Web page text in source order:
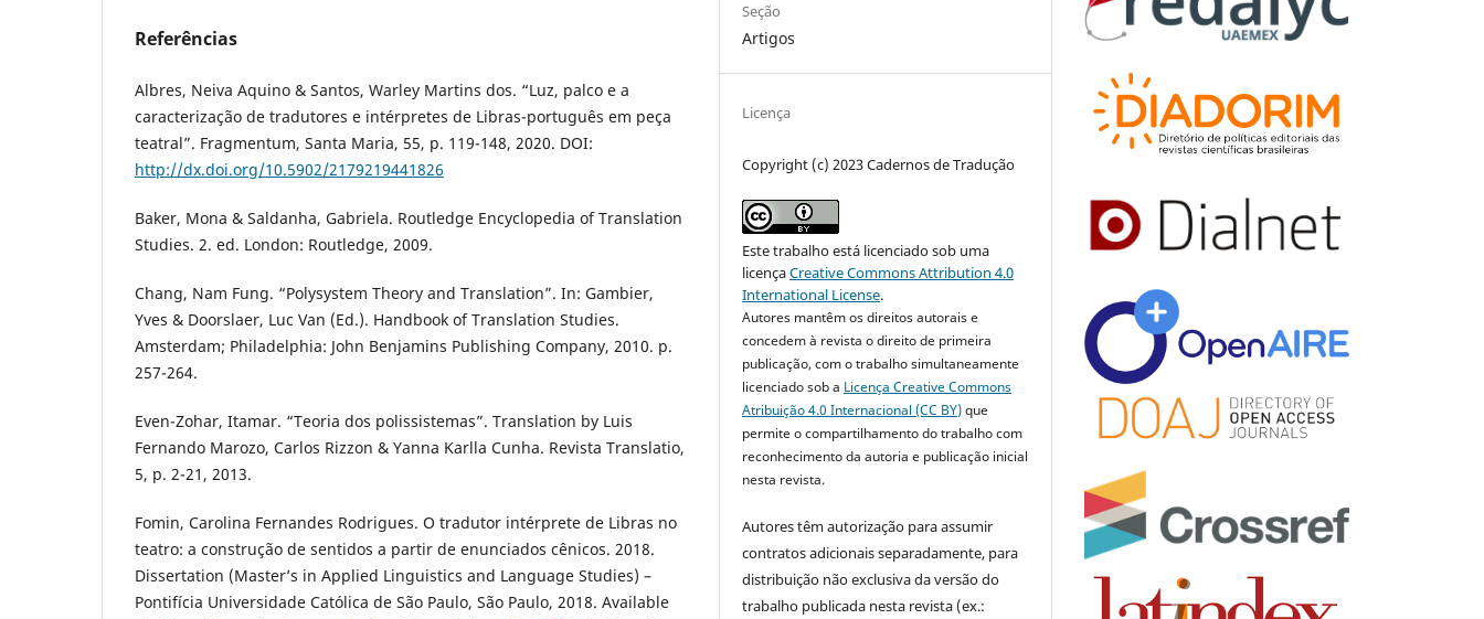
Referências
Albres, Neiva Aquino & Santos, Warley Martins dos. “Luz, palco e a
caracterização de tradutores e intérpretes de Libras-português em peça
teatral”. Fragmentum, Santa Maria, 55, p. 119-148, 2020. DOI:
http://dx.doi.org/10.5902/2179219441826
Baker, Mona & Saldanha, Gabriela. Routledge Encyclopedia of Translation
Studies. 2. ed. London: Routledge, 2009.
Chang, Nam Fung. “Polysystem Theory and Translation”. In: Gambier,
Yves & Doorslaer, Luc Van (Ed.). Handbook of Translation Studies.
Amsterdam; Philadelphia: John Benjamins Publishing Company, 2010. p.
257-264.
Even-Zohar, Itamar. “Teoria dos polissistemas”. Translation by Luis
Fernando Marozo, Carlos Rizzon & Yanna Karlla Cunha. Revista Translatio,
5, p. 2-21, 2013.
Fomin, Carolina Fernandes Rodrigues. O tradutor intérprete de Libras no
teatro: a construção de sentidos a partir de enunciados cênicos. 2018.
Dissertation (Master’s in Applied Linguistics and Language Studies) –
Pontifícia Universidade Católica de São Paulo, São Paulo, 2018. Available
Seção
Artigos
Licença
Copyright (c) 2023 Cadernos de Tradução
Este trabalho está licenciado sob uma
licençaCreative Commons Attribution 4.0
International License.
Autores mantêm os direitos autorais e
concedem à revista o direito de primeira
publicação, com o trabalho simultaneamente
licenciado sob a Licença Creative Commons
Atribuição 4.0 Internacional (CC BY)que
permite o compartilhamento do trabalho com
reconhecimento da autoria e publicação inicial
nesta revista.
Autores têm autorização para assumir
contratos adicionais separadamente, para
distribuição não exclusiva da versão do
trabalho publicada nesta revista (ex.: